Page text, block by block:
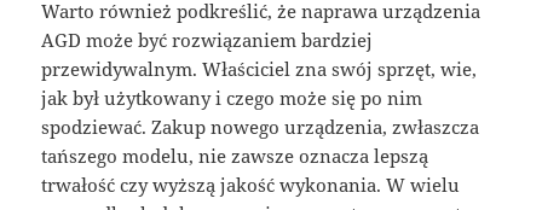
Warto również podkreślić, że naprawa urządzenia
AGD może być rozwiązaniem bardziej
przewidywalnym. Właściciel zna swój sprzęt, wie,
jak był użytkowany i czego może się po nim
spodziewać. Zakup nowego urządzenia, zwłaszcza
tańszego modelu, nie zawsze oznacza lepszą
trwałość czy wyższą jakość wykonania. W wielu